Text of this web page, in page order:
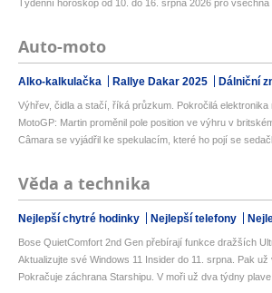
Týdenní horoskop od 10. do 16. srpna 2026 pro všechna
Auto-moto
Alko-kalkulačka Rallye Dakar 2025 Dálniční
Výhřev, čidla a stačí, říká průzkum. Pokročilá elektronika
MotoGP: Martin proměnil pole position ve výhru v
Câmara se vyjádřil ke spekulacím, které ho pojí se
Věda a technika
Nejlepší chytré hodinky Nejlepší telefony
Bose QuietComfort 2nd Gen přebírají funkce dražších
Aktualizujte své Windows 11 Insider do 11. srpna. Pak už
Pokračuje záchrana Starshipu. V moři už dva týdny plave